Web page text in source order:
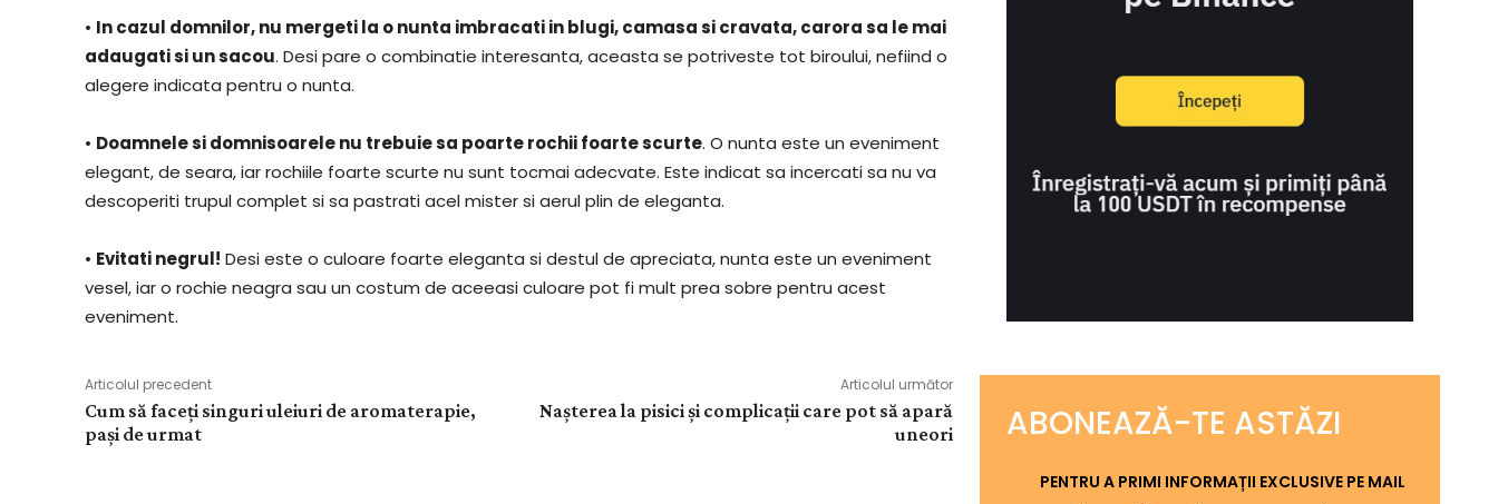
• In cazul domnilor, nu mergeti la o nunta imbracati in blugi, camasa si cravata, carora sa le mai
adaugati si un sacou. Desi pare o combinatie interesanta, aceasta se potriveste tot biroului, nefiind o
alegere indicata pentru o nunta.
• Doamnele si domnisoarele nu trebuie sa poarte rochii foarte scurte. O nunta este un eveniment
elegant, de seara, iar rochiile foarte scurte nu sunt tocmai adecvate. Este indicat sa incercati sa nu va
descoperiti trupul complet si sa pastrati acel mister si aerul plin de eleganta.
• Evitati negrul! Desi este o culoare foarte eleganta si destul de apreciata, nunta este un eveniment
vesel, iar o rochie neagra sau un costum de aceeasi culoare pot fi mult prea sobre pentru acest
eveniment.
Articolul precedent
Cum să faceți singuri uleiuri de aromaterapie,
pași de urmat
Articolul următor
Nașterea la pisici și complicații care pot să apară
uneori
ABONEAZĂ-TE ASTĂZI
PENTRU A PRIMI INFORMAȚII EXCLUSIVE PE MAIL